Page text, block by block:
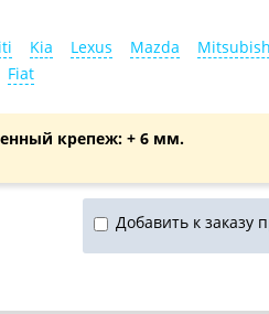
Kia Lexus Mazda
Fiat
крепеж: + 6 мм.
Добавить к заказу